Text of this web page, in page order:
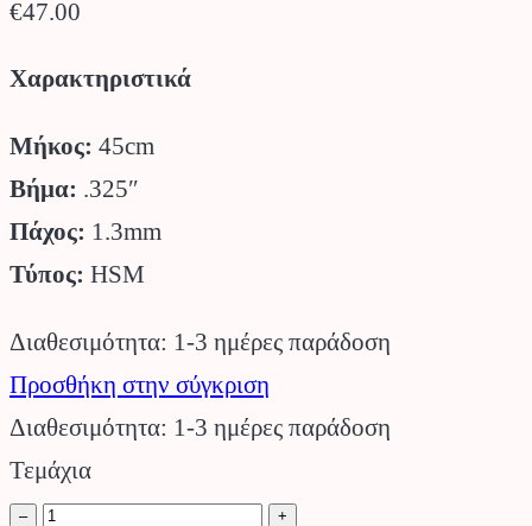
€47.00
Χαρακτηριστικά
Μήκος: 45cm
Βήμα: .325″
Πάχος: 1.3mm
Τύπος: HSM
Διαθεσιμότητα: 1-3 ημέρες παράδοση
Προσθήκη στην σύγκριση
Διαθεσιμότητα: 1-3 ημέρες παράδοση
Τεμάχια
–
Πολυστρωματική
+